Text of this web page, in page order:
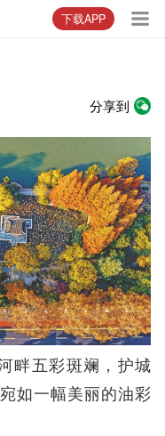
下载APP
分享到
畔五彩斑斓，护城
如一幅美丽的油彩